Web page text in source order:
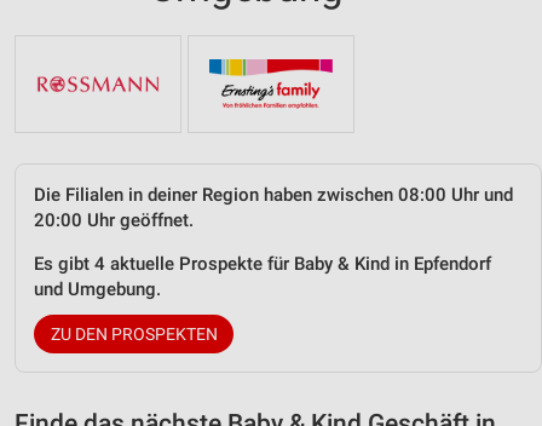
Die Filialen in deiner Region haben zwischen 08:00 Uhr und
20:00 Uhr geöffnet.
Es gibt 4 aktuelle Prospekte für Baby & Kind in Epfendorf
und Umgebung.
ZU DEN PROSPEKTEN